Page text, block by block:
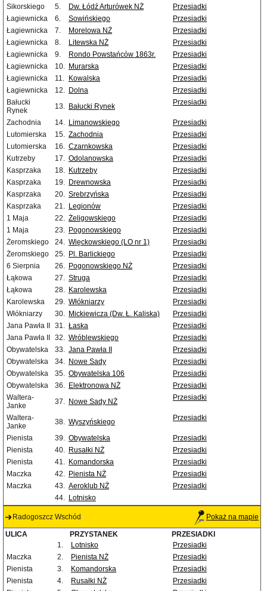
Sikorskiego
5. Dw. Łódź Arturówek NŻ
Przesiadki
Łagiewnicka
6. Sowińskiego
Przesiadki
Łagiewnicka
7. Morelowa NŻ
Przesiadki
Łagiewnicka
8. Litewska NŻ
Przesiadki
Łagiewnicka
9. Rondo Powstańców 1863r.
Przesiadki
Łagiewnicka
10. Murarska
Przesiadki
Łagiewnicka
11. Kowalska
Przesiadki
Łagiewnicka
12. Dolna
Przesiadki
Bałucki
Rynek
13. Bałucki Rynek Przesiadki
Zachodnia 14. Limanowskiego
Przesiadki
Lutomierska
15. Zachodnia
Przesiadki
Lutomierska
16. Czarnkowska
Przesiadki
Kutrzeby
17. Odolanowska
Przesiadki
Kasprzaka
18. Kutrzeby
Przesiadki
Kasprzaka
19. Drewnowska
Przesiadki
Kasprzaka
20. Srebrzyńska
Przesiadki
Kasprzaka
21. Legionów
Przesiadki
1 Maja
22. Żeligowskiego
Przesiadki
1 Maja
23. Pogonowskiego
Przesiadki
Żeromskiego
24. Więckowskiego (LO nr 1)
Przesiadki
Żeromskiego
25. Pl. Barlickiego
Przesiadki
6 Sierpnia
26. Pogonowskiego NŻ
Przesiadki
Łąkowa
27. Struga
Przesiadki
Łąkowa
28. Karolewska
Przesiadki
Karolewska
29. Włókniarzy
Przesiadki
Włókniarzy
30. Mickiewicza (Dw. Ł. Kaliska)
Przesiadki
Jana Pawła II
31. Łaska
Przesiadki
Jana Pawła II
32. Wróblewskiego
Przesiadki
Obywatelska
33. Jana Pawła II
Przesiadki
Obywatelska
34. Nowe Sady
Przesiadki
Obywatelska
35. Obywatelska 106
Przesiadki
Obywatelska
36. Elektronowa NŻ
Przesiadki
Waltera-
Janke
37. Nowe Sady NŻ Przesiadki
Waltera-
Janke
38. Wyszyńskiego Przesiadki
Pienista 39. Obywatelska
Przesiadki
Pienista
40. Rusałki NŻ
Przesiadki
Pienista
41. Komandorska
Przesiadki
Maczka
42. Pienista NŻ
Przesiadki
Maczka
43. Aeroklub NŻ
Przesiadki
44. Lotnisko
Radogoszcz Wschód Pokaż na mapie
ULICA PRZYSTANEK
PRZESIADKI
1.
Lotnisko
Przesiadki
Maczka
2. Pienista NŻ
Przesiadki
Pienista
3. Komandorska
Przesiadki
Pienista
4. Rusałki NŻ
Przesiadki